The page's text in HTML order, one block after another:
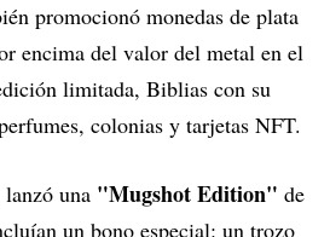
promocionó monedas de plata
encima del valor del metal en el
limitada, Biblias con su
colonias y tarjetas NFT.
una "Mugshot Edition" de
un bono especial: un trozo